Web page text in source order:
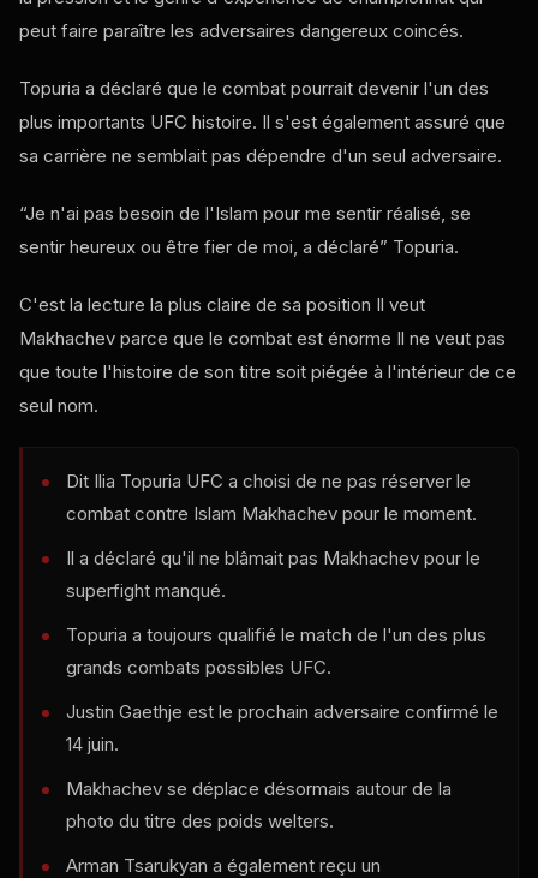
peut faire paraître les adversaires dangereux coincés.
Topuria a déclaré que le combat pourrait devenir l'un des
plus importants UFC histoire. Il s'est également assuré que
sa carrière ne semblait pas dépendre d'un seul adversaire.
“Je n'ai pas besoin de l'Islam pour me sentir réalisé, se
sentir heureux ou être fier de moi, a déclaré” Topuria.
C'est la lecture la plus claire de sa position Il veut
Makhachev parce que le combat est énorme Il ne veut pas
que toute l'histoire de son titre soit piégée à l'intérieur de ce
seul nom.
Dit Ilia Topuria UFC a choisi de ne pas réserver le
combat contre Islam Makhachev pour le moment.
Il a déclaré qu'il ne blâmait pas Makhachev pour le
superfight manqué.
Topuria a toujours qualifié le match de l'un des plus
grands combats possibles UFC.
Justin Gaethje est le prochain adversaire confirmé le
14 juin.
Makhachev se déplace désormais autour de la
photo du titre des poids welters.
Arman Tsarukyan a également reçu un